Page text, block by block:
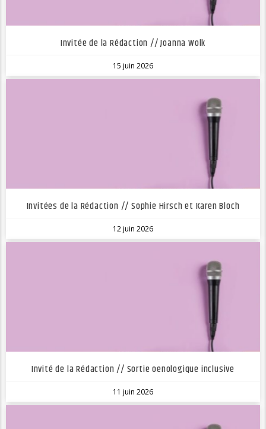
Invitée de la Rédaction // Joanna Wolk
15 juin 2026
Invitées de la Rédaction // Sophie Hirsch et Karen Bloch
12 juin 2026
Invité de la Rédaction // Sortie oenologique inclusive
11 juin 2026